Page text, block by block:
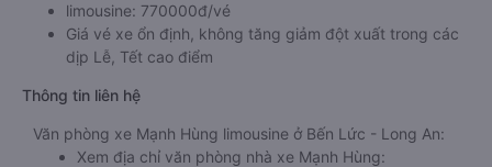
limousine: 770000đ/vé
Giá vé xe ổn định, không tăng giảm đột xuất trong các
dịp Lễ, Tết cao điểm
Thông tin liên hệ
Văn phòng xe Mạnh Hùng limousine ở Bến Lức - Long An:
Xem địa chỉ văn phòng nhà xe Mạnh Hùng: